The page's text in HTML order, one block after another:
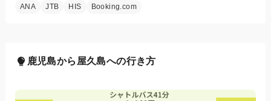
ANA
JTB HIS Booking.com
鹿児島から屋久島への行き方